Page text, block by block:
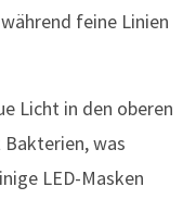
feine Linien
Licht in den oberen
was
LED-Masken